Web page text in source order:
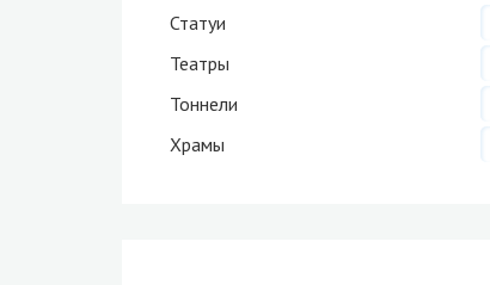
Статуи
Театры
Тоннели
Храмы